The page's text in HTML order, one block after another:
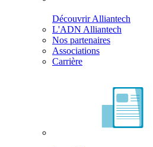
Découvrir Alliantech
L'ADN Alliantech
Nos partenaires
Associations
Carrière